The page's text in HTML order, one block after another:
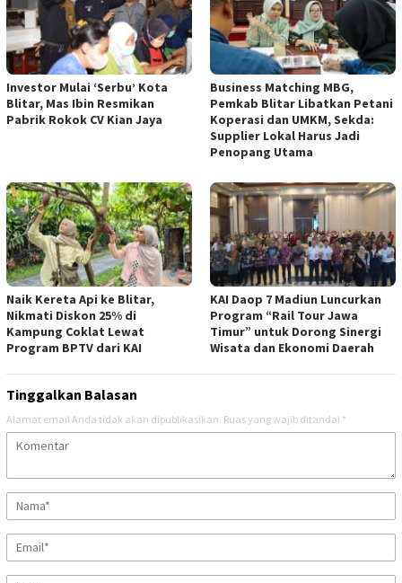
Investor Mulai ‘Serbu’ Kota
Blitar, Mas Ibin Resmikan
Pabrik Rokok CV Kian Jaya
Business Matching MBG,
Pemkab Blitar Libatkan Petani
Koperasi dan UMKM, Sekda:
Supplier Lokal Harus Jadi
Penopang Utama
Naik Kereta Api ke Blitar,
Nikmati Diskon 25% di
Kampung Coklat Lewat
Program BPTV dari KAI
KAI Daop 7 Madiun Luncurkan
Program “Rail Tour Jawa
Timur” untuk Dorong Sinergi
Wisata dan Ekonomi Daerah
Tinggalkan Balasan
Alamat email Anda tidak akan dipublikasikan. Ruas yang wajib ditandai *